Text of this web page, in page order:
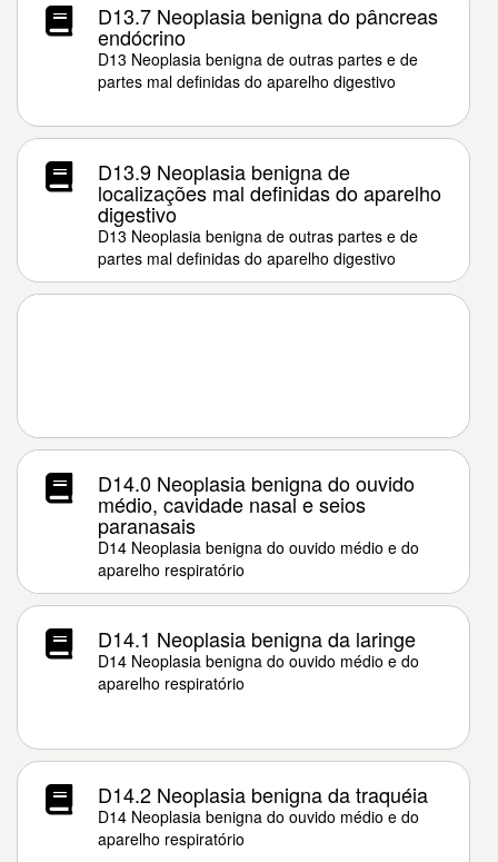
D13.7 Neoplasia benigna do pâncreas
endócrino
D13 Neoplasia benigna de outras partes e de
partes mal definidas do aparelho digestivo
D13.9 Neoplasia benigna de
localizações mal definidas do aparelho
digestivo
D13 Neoplasia benigna de outras partes e de
partes mal definidas do aparelho digestivo
D14.0 Neoplasia benigna do ouvido
médio, cavidade nasal e seios
paranasais
D14 Neoplasia benigna do ouvido médio e do
aparelho respiratório
D14.1 Neoplasia benigna da laringe
D14 Neoplasia benigna do ouvido médio e do
aparelho respiratório
D14.2 Neoplasia benigna da traquéia
D14 Neoplasia benigna do ouvido médio e do
aparelho respiratório